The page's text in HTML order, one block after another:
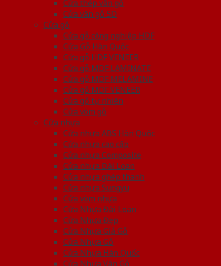
Cửa thép vân gỗ
Cửa vân gỗ 5D
Cửa gỗ
Cửa gỗ công nghiệp HDF
Cửa Gỗ Hàn Quốc
Cửa gỗ HDF VENEER
Cửa gỗ MDF LAMINATE
Cửa gỗ MDF MELAMINE
Cửa gỗ MDF VENEER
Cửa gỗ tự nhiên
Cửa vòm gỗ
Cửa nhựa
Cửa nhựa ABS Hàn Quốc
Cửa nhựa cao cấp
Cửa nhựa Composite
Cửa nhựa Đài Loan
Cửa nhựa ghép thanh
Cửa nhựa Sungyu
Cửa vòm nhựa
Cửa Nhựa Đài Loan
Cửa Nhựa Đẹp
Cửa Nhựa Giả Gỗ
Cửa Nhựa Gỗ
Cửa Nhựa Hàn Quốc
Cửa Nhựa Vân Gỗ